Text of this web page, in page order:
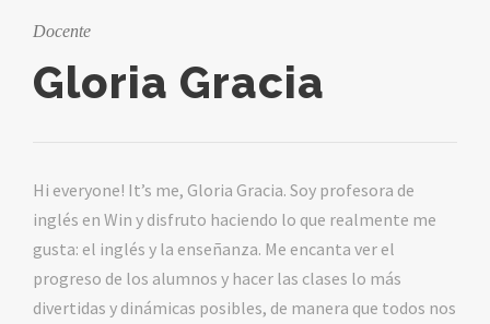
Docente
Gloria Gracia
Hi everyone! It’s me, Gloria Gracia. Soy profesora de
inglés en Win y disfruto haciendo lo que realmente me
gusta: el inglés y la enseñanza. Me encanta ver el
progreso de los alumnos y hacer las clases lo más
divertidas y dinámicas posibles, de manera que todos nos